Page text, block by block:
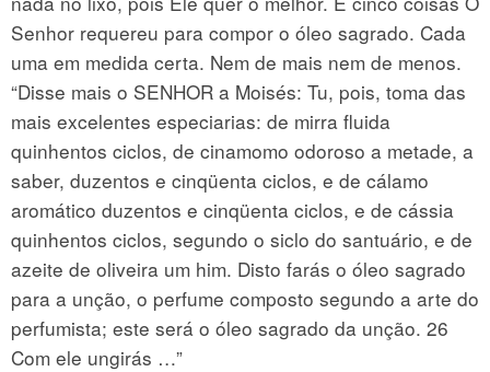
Senhor requereu para compor o óleo sagrado. Cada
uma em medida certa. Nem de mais nem de menos.
“Disse mais o SENHOR a Moisés: Tu, pois, toma das
mais excelentes especiarias: de mirra fluida
quinhentos ciclos, de cinamomo odoroso a metade, a
saber, duzentos e cinqüenta ciclos, e de cálamo
aromático duzentos e cinqüenta ciclos, e de cássia
quinhentos ciclos, segundo o siclo do santuário, e de
azeite de oliveira um him. Disto farás o óleo sagrado
para a unção, o perfume composto segundo a arte do
perfumista; este será o óleo sagrado da unção. 26
Com ele ungirás …”